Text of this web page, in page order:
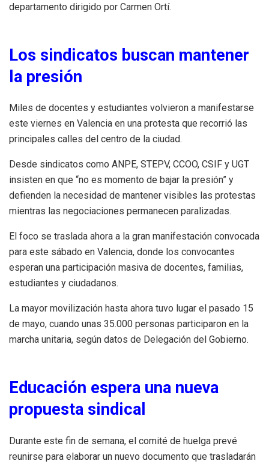
departamento dirigido por Carmen Ortí.
Los sindicatos buscan mantener
la presión
Miles de docentes y estudiantes volvieron a manifestarse
este viernes en Valencia en una protesta que recorrió las
principales calles del centro de la ciudad.
Desde sindicatos como ANPE, STEPV, CCOO, CSIF y UGT
insisten en que “no es momento de bajar la presión” y
defienden la necesidad de mantener visibles las protestas
mientras las negociaciones permanecen paralizadas.
El foco se traslada ahora a la gran manifestación convocada
para este sábado en Valencia, donde los convocantes
esperan una participación masiva de docentes, familias,
estudiantes y ciudadanos.
La mayor movilización hasta ahora tuvo lugar el pasado 15
de mayo, cuando unas 35.000 personas participaron en la
marcha unitaria, según datos de Delegación del Gobierno.
Educación espera una nueva
propuesta sindical
Durante este fin de semana, el comité de huelga prevé
reunirse para elaborar un nuevo documento que trasladarán